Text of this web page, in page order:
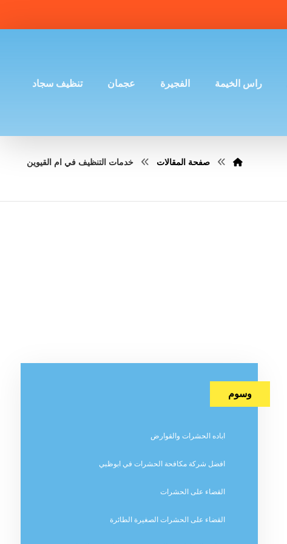
راس الخيمة الفجيرة عجمان تنظيف سجاد
صفحة المقالات خدمات التنظيف في ام القيوين
وسوم
اباده الحشرات والقوارض
افضل شركة مكافحة الحشرات في ابوظبي
القضاء على الحشرات
القضاء على الحشرات الصغيرة الطائرة